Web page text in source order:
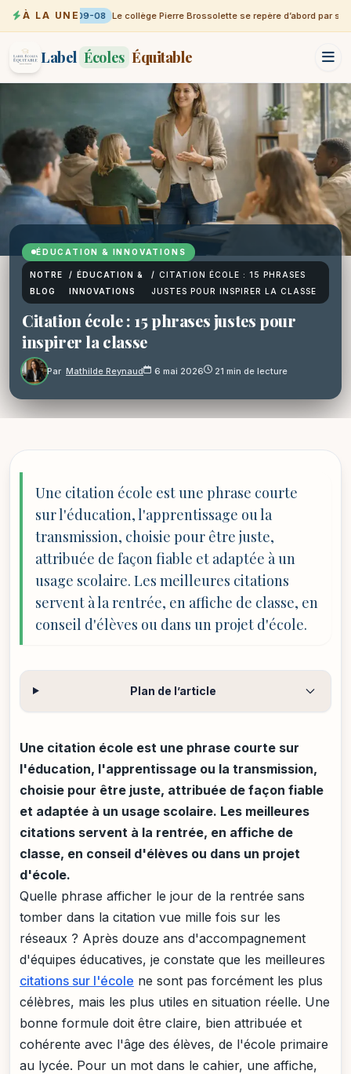
À LA UNE09-08 Le collège Pierre Brossolette se repère d’abord par sa
Label Écoles Équitable
ÉDUCATION & INNOVATIONS
NOTRE
BLOG
/ ÉDUCATION &
INNOVATIONS
/ CITATION ÉCOLE : 15 PHRASES
JUSTES POUR INSPIRER LA CLASSE
Citation école : 15 phrases justes pour
inspirer la classe
Par Mathilde Reynaud 6 mai 2026 21 min de lecture
Une citation école est une phrase courte
sur l'éducation, l'apprentissage ou la
transmission, choisie pour être juste,
attribuée de façon fiable et adaptée à un
usage scolaire. Les meilleures citations
servent à la rentrée, en affiche de classe, en
conseil d'élèves ou dans un projet d'école.
Plan de l’article
Une citation école est une phrase courte sur
l'éducation, l'apprentissage ou la transmission,
choisie pour être juste, attribuée de façon fiable
et adaptée à un usage scolaire. Les meilleures
citations servent à la rentrée, en affiche de
classe, en conseil d'élèves ou dans un projet
d'école.
Quelle phrase afficher le jour de la rentrée sans
tomber dans la citation vue mille fois sur les
réseaux ? Après douze ans d'accompagnement
d'équipes éducatives, je constate que les meilleures
citations sur l'école ne sont pas forcément les plus
célèbres, mais les plus utiles en situation réelle. Une
bonne formule doit être claire, bien attribuée et
cohérente avec l'âge des élèves, de l'école primaire
au lycée. Pour un mot dans le cahier, une affiche,